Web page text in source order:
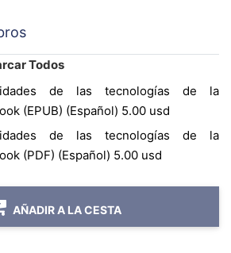
a hoy, la Cultura Cubana en
el Libro Cubano, el impacto
Todos
de las tecnologías de la
(EPUB) (Español) 5.00 usd
de las tecnologías de la
(PDF) (Español) 5.00 usd
AÑADIR A LA CESTA